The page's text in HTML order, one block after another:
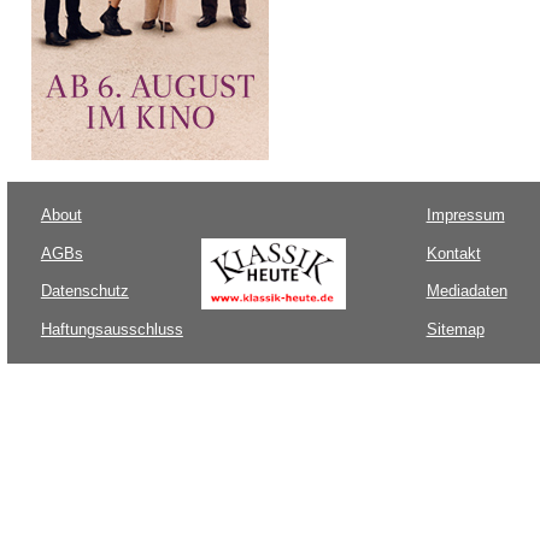
About
AGBs
Datenschutz
Haftungsausschluss
Impressum
Kontakt
Mediadaten
Sitemap